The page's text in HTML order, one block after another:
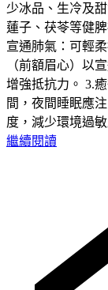
少冰品、生冷及
蓮子、茯苓等健
宣通肺氣：可輕
（前額眉心）以
增強抵抗力。 3.
間，夜間睡眠應
度，減少環境過
繼續閱讀